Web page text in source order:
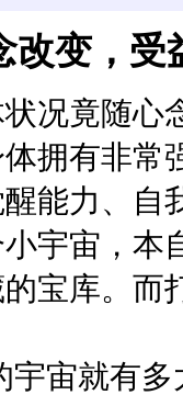
改变，受
况竟随心
拥有非常
能力、自
宇宙，
宝库。
宇宙就有多